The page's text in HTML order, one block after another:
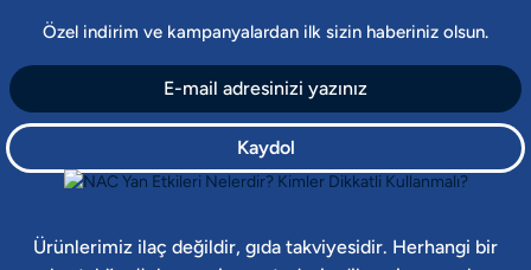
Özel indirim ve kampanyalardan ilk sizin haberiniz olsun.
Kaydol
Ürünlerimiz ilaç değildir, gıda takviyesidir. Herhangi bir